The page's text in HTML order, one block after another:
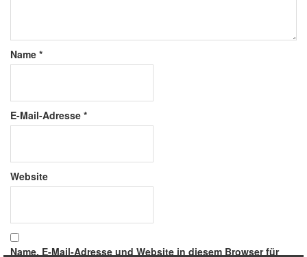
Name *
E-Mail-Adresse *
Website
Name, E-Mail-Adresse und Website in diesem Browser für